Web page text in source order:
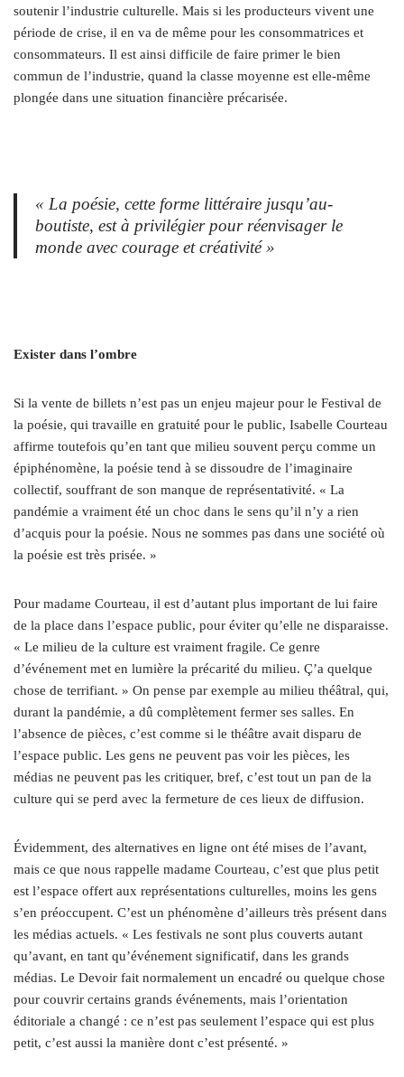
soutenir l’industrie culturelle. Mais si les producteurs vivent une
période de crise, il en va de même pour les consommatrices et
consommateurs. Il est ainsi difficile de faire primer le bien
commun de l’industrie, quand la classe moyenne est elle-même
plongée dans une situation financière précarisée.
« La poésie, cette forme littéraire jusqu’au-
boutiste, est à privilégier pour réenvisager le
monde avec courage et créativité »
Exister dans l’ombre
Si la vente de billets n’est pas un enjeu majeur pour le Festival de
la poésie, qui travaille en gratuité pour le public, Isabelle Courteau
affirme toutefois qu’en tant que milieu souvent perçu comme un
épiphénomène, la poésie tend à se dissoudre de l’imaginaire
collectif, souffrant de son manque de représentativité. « La
pandémie a vraiment été un choc dans le sens qu’il n’y a rien
d’acquis pour la poésie. Nous ne sommes pas dans une société où
la poésie est très prisée. »
Pour madame Courteau, il est d’autant plus important de lui faire
de la place dans l’espace public, pour éviter qu’elle ne disparaisse.
« Le milieu de la culture est vraiment fragile. Ce genre
d’événement met en lumière la précarité du milieu. Ç’a quelque
chose de terrifiant. » On pense par exemple au milieu théâtral, qui,
durant la pandémie, a dû complètement fermer ses salles. En
l’absence de pièces, c’est comme si le théâtre avait disparu de
l’espace public. Les gens ne peuvent pas voir les pièces, les
médias ne peuvent pas les critiquer, bref, c’est tout un pan de la
culture qui se perd avec la fermeture de ces lieux de diffusion.
Évidemment, des alternatives en ligne ont été mises de l’avant,
mais ce que nous rappelle madame Courteau, c’est que plus petit
est l’espace offert aux représentations culturelles, moins les gens
s’en préoccupent. C’est un phénomène d’ailleurs très présent dans
les médias actuels. « Les festivals ne sont plus couverts autant
qu’avant, en tant qu’événement significatif, dans les grands
médias. Le Devoir fait normalement un encadré ou quelque chose
pour couvrir certains grands événements, mais l’orientation
éditoriale a changé : ce n’est pas seulement l’espace qui est plus
petit, c’est aussi la manière dont c’est présenté. »